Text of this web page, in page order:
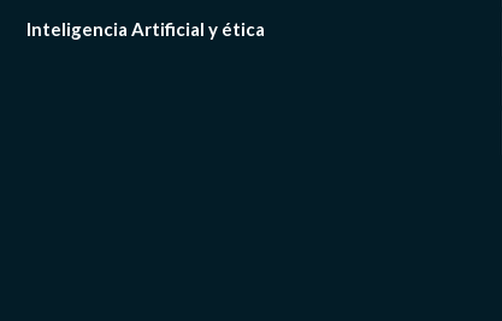
Inteligencia Artificial y ética